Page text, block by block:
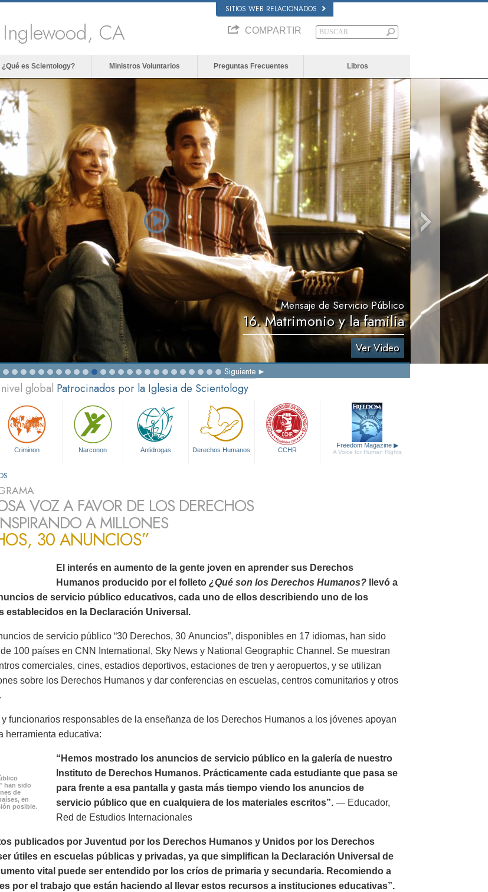
SITIOS WEB RELACIONADOS
Inglewood, CA COMPARTIR
¿Qué es Scientology? Ministros Voluntarios Preguntas Frecuentes Libros
Mensaje de Servicio Público
16. Matrimonio y la familia
Ver Video
Siguiente
global Patrocinados por la Iglesia de Scientology
Criminon Narconon Antidrogas Derechos Humanos CCHR
Freedom Magazine ▶
A Voice for Human Rights
VOZ A FAVOR DE LOS DERECHOS
A MILLONES
30 ANUNCIOS”
El interés en aumento de la gente joven en aprender sus Derechos
Humanos producido por el folleto ¿Qué son los Derechos Humanos? llevó a
de servicio público educativos, cada uno de ellos describiendo uno de los
establecidos en la Declaración Universal.
de servicio público “30 Derechos, 30 Anuncios”, disponibles en 17 idiomas, han sido
100 países en CNN International, Sky News y National Geographic Channel. Se muestran
comerciales, cines, estadios deportivos, estaciones de tren y aeropuertos, y se utilizan
sobre los Derechos Humanos y dar conferencias en escuelas, centros comunitarios y otros
funcionarios responsables de la enseñanza de los Derechos Humanos a los jóvenes apoyan
herramienta educativa:
han sido
de
en
posible.
“Hemos mostrado los anuncios de servicio público en la galería de nuestro
Instituto de Derechos Humanos. Prácticamente cada estudiante que pasa se
para frente a esa pantalla y gasta más tiempo viendo los anuncios de
servicio público que en cualquiera de los materiales escritos”. — Educador,
Red de Estudios Internacionales
publicados por Juventud por los Derechos Humanos y Unidos por los Derechos
útiles en escuelas públicas y privadas, ya que simplifican la Declaración Universal de
vital puede ser entendido por los críos de primaria y secundaria. Recomiendo a
por el trabajo que están haciendo al llevar estos recursos a instituciones educativas”.